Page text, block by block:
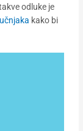
odluke je
kako bi